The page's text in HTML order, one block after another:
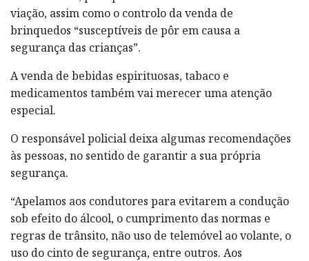
viação, assim como o controlo da venda de
brinquedos “susceptíveis de pôr em causa a
segurança das crianças”.
A venda de bebidas espirituosas, tabaco e
medicamentos também vai merecer uma atenção
especial.
O responsável policial deixa algumas recomendações
às pessoas, no sentido de garantir a sua própria
segurança.
“Apelamos aos condutores para evitarem a condução
sob efeito do álcool, o cumprimento das normas e
regras de trânsito, não uso de telemóvel ao volante, o
uso do cinto de segurança, entre outros. Aos